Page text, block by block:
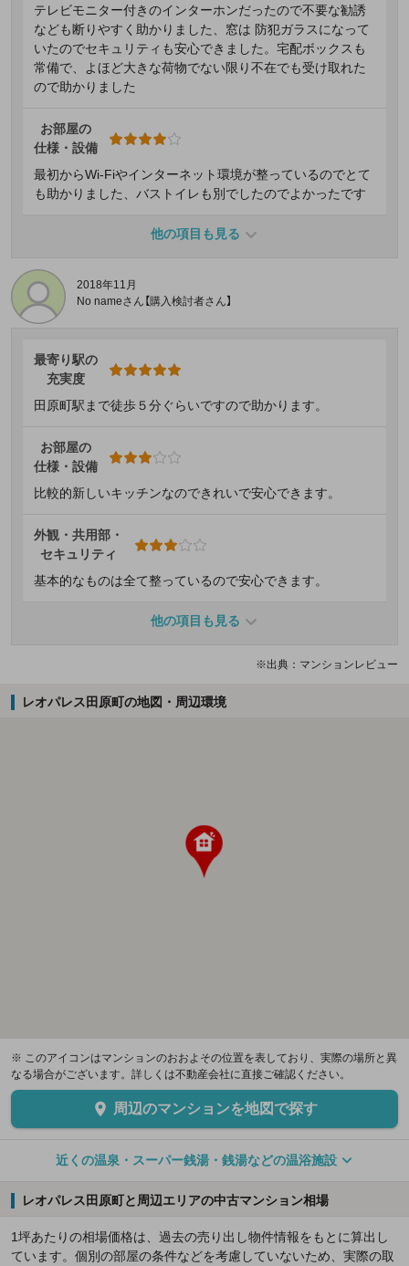
テレビモニター付きのインターホンだったので不要な勧誘
なども断りやすく助かりました、窓は 防犯ガラスになって
いたのでセキュリティも安心できました。宅配ボックスも
常備で、よほど大きな荷物でない限り不在でも受け取れた
ので助かりました
お部屋の
仕様・設備
最初からWi-Fiやインターネット環境が整っているのでとて
も助かりました、バストイレも別でしたのでよかったです
他の項目も見る
2018年11月
No nameさん【購入検討者さん】
最寄り駅の
充実度
田原町駅まで徒歩５分ぐらいですので助かります。
お部屋の
仕様・設備
比較的新しいキッチンなのできれいで安心できます。
外観・共用部・
セキュリティ
基本的なものは全て整っているので安心できます。
他の項目も見る
※出典：マンションレビュー
レオパレス田原町の地図・周辺環境
※ このアイコンはマンションのおおよその位置を表しており、実際の場所と異
なる場合がございます。詳しくは不動産会社に直接ご確認ください。
周辺のマンションを地図で探す
近くの温泉・スーパー銭湯・銭湯などの温浴施設
レオパレス田原町と周辺エリアの中古マンション相場
1坪あたりの相場価格は、過去の売り出し物件情報をもとに算出し
ています。個別の部屋の条件などを考慮していないため、実際の取